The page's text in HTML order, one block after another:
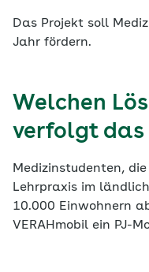
Das Projekt soll
Jahr fördern.
Welchen
verfolgt das
Medizinstudenten,
Lehrpraxis im
10.000 Einwohnern
VERAHmobil ein PJ-